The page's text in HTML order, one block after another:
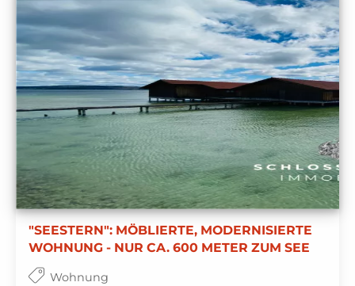
"SEESTERN": MÖBLIERTE, MODERNISIERTE
WOHNUNG - NUR CA. 600 METER ZUM SEE
Wohnung